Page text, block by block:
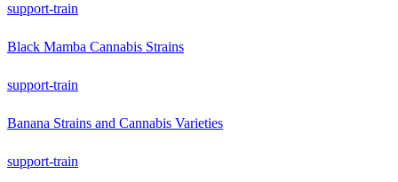
support-train
Black Mamba Cannabis Strains
support-train
Banana Strains and Cannabis Varieties
support-train